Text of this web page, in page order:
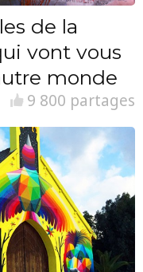
de la
vont vous
monde
9 800 partages